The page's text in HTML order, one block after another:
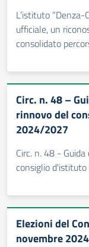
L’istituto
ufficiale, un
consolidato
Circ. n. 48 –
rinnovo del
2024/2027
Circ. n. 48 -
consiglio
Elezioni del
novembre